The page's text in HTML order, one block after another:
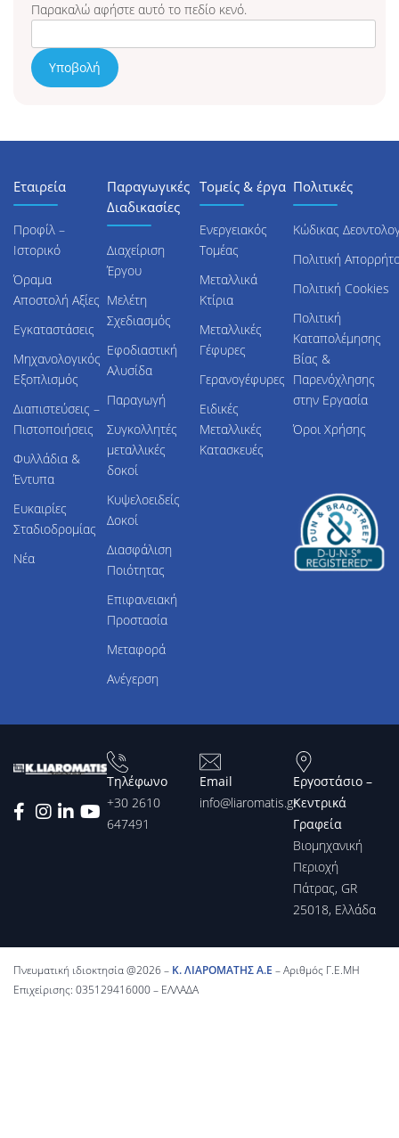
Παρακαλώ αφήστε αυτό το πεδίο κενό.
Εταιρεία
Προφίλ –
Ιστορικό
Όραμα
Αποστολή Αξίες
Εγκαταστάσεις
Μηχανολογικός
Εξοπλισμός
Διαπιστεύσεις –
Πιστοποιήσεις
Φυλλάδια &
Έντυπα
Ευκαιρίες
Σταδιοδρομίας
Νέα
Παραγωγικές
Διαδικασίες
Διαχείριση
Έργου
Μελέτη
Σχεδιασμός
Εφοδιαστική
Αλυσίδα
Παραγωγή
Συγκολλητές
μεταλλικές
δοκοί
Κυψελοειδείς
Δοκοί
Διασφάλιση
Ποιότητας
Επιφανειακή
Προστασία
Μεταφορά
Ανέγερση
Τομείς & έργα
Ενεργειακός
Τομέας
Μεταλλικά
Κτίρια
Μεταλλικές
Γέφυρες
Γερανογέφυρες
Ειδικές
Μεταλλικές
Κατασκευές
Πολιτικές
Κώδικας
Πολιτική
Πολιτική Cookies
Πολιτική
Καταπολέμησης
Βίας &
Παρενόχλησης
στην Εργασία
Όροι Χρήσης
Τηλέφωνο
+30 2610
647491
Email
info@liaromatis.gr
Εργοστάσιο –
Κεντρικά
Γραφεία
Βιομηχανική
Περιοχή
Πάτρας, GR
25018, Ελλάδα
Πνευματική ιδιοκτησία @2026 – Κ. ΛΙΑΡΟΜΑΤΗΣ Α.Ε – Αριθμός Γ.Ε.ΜΗ
Επιχείρισης: 035129416000 – ΕΛΛΑΔΑ